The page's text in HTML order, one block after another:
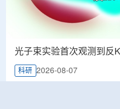
光子束实验首次观测到反
科研 2026-08-07